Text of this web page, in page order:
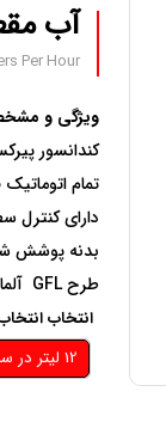
آب
Per Hour
ویژگی و
کندانسور
تمام
دارای
بدنه پوشش
طرح GFL آلمان
انتخاب